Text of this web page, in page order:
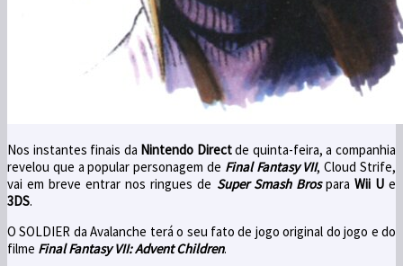
Nos instantes finais da Nintendo Directde quinta-feira, a companhia
revelou que a popular personagem de Final Fantasy VII, Cloud Strife,
vai em breve entrar nos ringues de Super Smash Brospara Wii Ue
3DS.
O SOLDIER da Avalanche terá o seu fato de jogo original do jogo e do
filme Final Fantasy VII: Advent Children.